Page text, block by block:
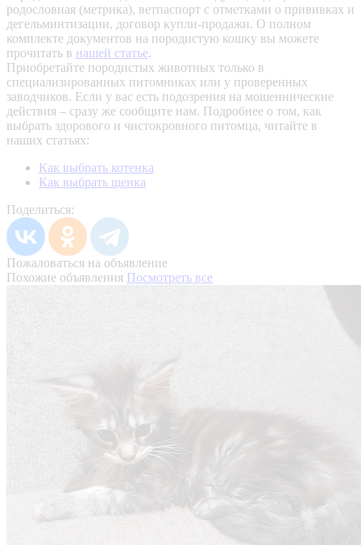
родословная (метрика), ветпаспорт с отметками о прививках и
дегельминтизации, договор купли-продажи. О полном
комплекте документов на породистую кошку вы можете
прочитать в нашей статье.
Приобретайте породистых животных только в
специализированных питомниках или у проверенных
заводчиков. Если у вас есть подозрения на мошеннические
действия – сразу же сообщите нам. Подробнее о том, как
выбрать здорового и чистокровного питомца, читайте в
наших статьях:
Как выбрать котенка
Как выбрать щенка
Поделиться:
Пожаловаться на объявление
Похожие объявления Посмотреть все